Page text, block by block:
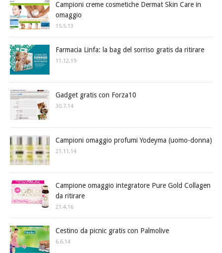
Campioni creme cosmetiche Dermat Skin Care in
omaggio
15.5.13
Farmacia Linfa: la bag del sorriso gratis da ritirare
11.12.19
Gadget gratis con Forza10
30.7.14
Campioni omaggio profumi Yodeyma (uomo-donna)
21.11.14
Campione omaggio integratore Pure Gold Collagen
da ritirare
21.4.16
Cestino da picnic gratis con Palmolive
6.6.14